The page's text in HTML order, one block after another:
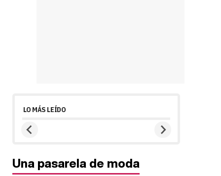
LO MÁS LEÍDO
Una pasarela de moda